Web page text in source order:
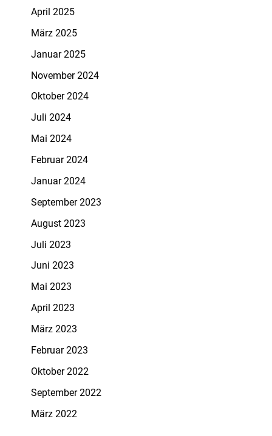
April 2025
März 2025
Januar 2025
November 2024
Oktober 2024
Juli 2024
Mai 2024
Februar 2024
Januar 2024
September 2023
August 2023
Juli 2023
Juni 2023
Mai 2023
April 2023
März 2023
Februar 2023
Oktober 2022
September 2022
März 2022